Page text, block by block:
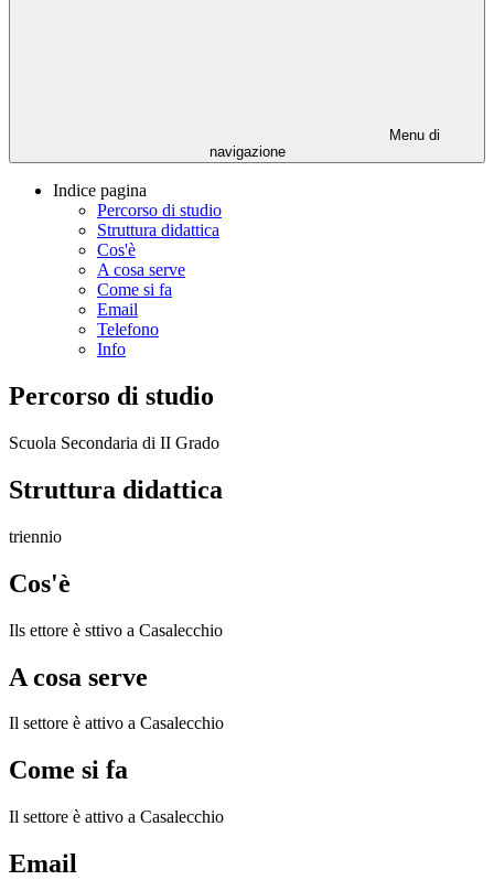
Menu di
navigazione
Indice pagina
Percorso di studio
Struttura didattica
Cos'è
A cosa serve
Come si fa
Email
Telefono
Info
Percorso di studio
Scuola Secondaria di II Grado
Struttura didattica
triennio
Cos'è
Ils ettore è sttivo a Casalecchio
A cosa serve
Il settore è attivo a Casalecchio
Come si fa
Il settore è attivo a Casalecchio
Email